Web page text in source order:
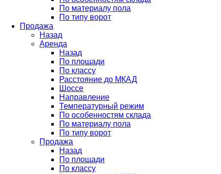
По материалу пола
По типу ворот
Продажа
Назад
Аренда
Назад
По площади
По классу
Расстояние до МКАД
Шоссе
Направление
Температурный режим
По особенностям склада
По материалу пола
По типу ворот
Продажа
Назад
По площади
По классу